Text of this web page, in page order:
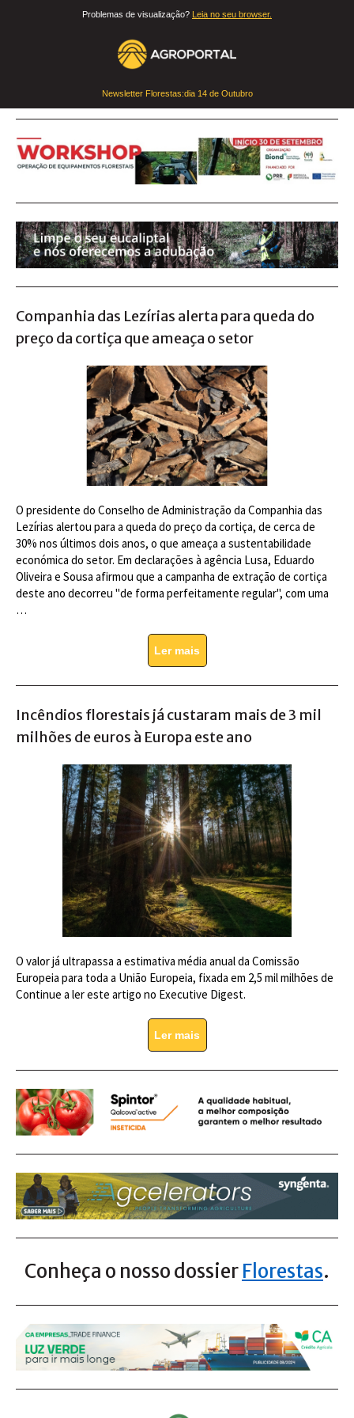
Problemas de visualização? Leia no seu browser.
Newsletter Florestas:dia 14 de Outubro
Companhia das Lezírias alerta para queda do
preço da cortiça que ameaça o setor
O presidente do Conselho de Administração da Companhia das
Lezírias alertou para a queda do preço da cortiça, de cerca de
30% nos últimos dois anos, o que ameaça a sustentabilidade
económica do setor. Em declarações à agência Lusa, Eduardo
Oliveira e Sousa afirmou que a campanha de extração de cortiça
deste ano decorreu "de forma perfeitamente regular", com uma
…
Ler mais
Incêndios florestais já custaram mais de 3 mil
milhões de euros à Europa este ano
O valor já ultrapassa a estimativa média anual da Comissão
Europeia para toda a União Europeia, fixada em 2,5 mil milhões de
Continue a ler este artigo no Executive Digest.
Ler mais
Conheça o nosso dossierFlorestas.